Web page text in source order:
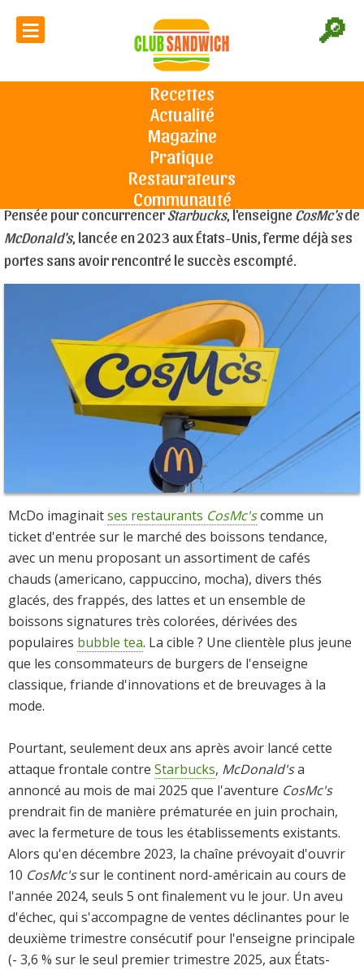
🔎
≡
Recettes
Actualité
Magazine
Pratique
Restaurateurs
Communauté
L'actu du sandwich
Déjà la fin pour les CosMc's de McDo,
après seulement 2 ans d'exploitation
Déjà la fin pour les CosMc's de
McDo, après seulement 2 ans
d'exploitation
Le 09/06/2025
Pensée pour concurrencerStarbucks, l'enseigneCosMc'sde
McDonald's, lancée en 2023 aux États-Unis, ferme déjà ses
portes sans avoir rencontré le succès escompté.
McDo imaginaitses restaurants CosMc'scomme un
ticket d'entrée sur le marché des boissons tendance,
avec un menu proposant un assortiment de cafés
chauds (americano, cappuccino, mocha), divers thés
glacés, des frappés, des lattes et un ensemble de
boissons signatures très colorées, dérivées des
populaires bubble tea. La cible ? Une clientèle plus jeune
que les consommateurs de burgers de l'enseigne
classique, friande d'innovations et de breuvages à la
mode.
Pourtant, seulement deux ans après avoir lancé cette
attaque frontale contre Starbucks, McDonald'sa
annoncé au mois de mai 2025 que l'aventure CosMc's
prendrait fin de manière prématurée en juin prochain,
avec la fermeture de tous les établissements existants.
Alors qu'en décembre 2023, la chaîne prévoyait d'ouvrir
10 CosMc'ssur le continent nord-américain au cours de
l'année 2024, seuls 5 ont finalement vu le jour. Un aveu
d'échec, qui s'accompagne de ventes déclinantes pour le
deuxième trimestre consécutif pour l'enseigne principale
(- 3,6 % sur le seul premier trimestre 2025, aux États-